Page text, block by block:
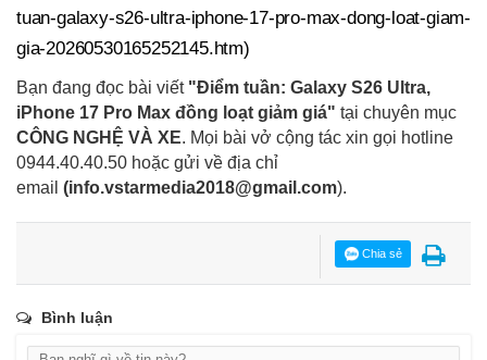
tuan-galaxy-s26-ultra-iphone-17-pro-max-dong-loat-giam-
gia-20260530165252145.htm)
Bạn đang đọc bài viết "Điểm tuần: Galaxy S26 Ultra,
iPhone 17 Pro Max đồng loạt giảm giá" tại chuyên mục
CÔNG NGHỆ VÀ XE. Mọi bài vở cộng tác xin gọi hotline
0944.40.40.50 hoặc gửi về địa chỉ
email (info.vstarmedia2018@gmail.com).
Chia sẻ
Bình luận